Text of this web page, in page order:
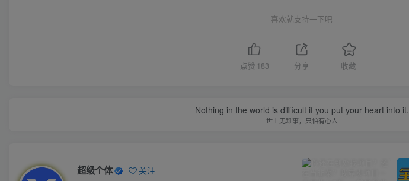
喜欢就支持一下吧
点赞 183 分享 收藏
Nothing in the world is difficult if you put your heart into it.
世上无难事，只怕有心人
超级个体 关注